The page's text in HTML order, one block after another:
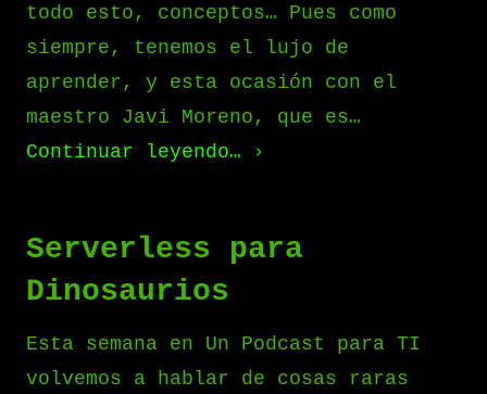
todo esto, conceptos… Pues como
siempre, tenemos el lujo de
aprender, y esta ocasión con el
maestro Javi Moreno, que es…
Continuar leyendo…
Serverless para
Dinosaurios
Esta semana en Un Podcast para TI
volvemos a hablar de cosas raras